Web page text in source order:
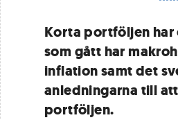
Korta portföljen har
som gått har
inflation samt det
anledningarna till
portföljen.